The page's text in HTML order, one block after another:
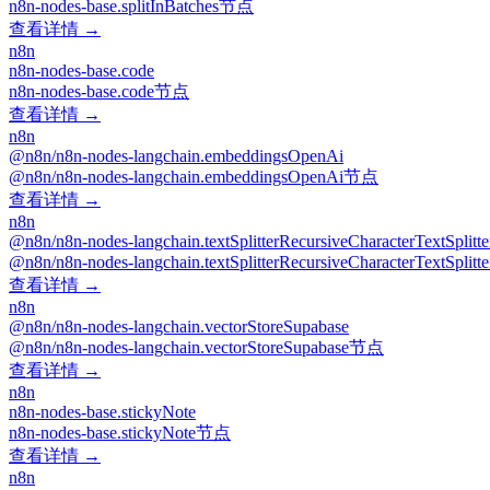
n8n-nodes-base.splitInBatches节点
查看详情 →
n8n
n8n-nodes-base.code
n8n-nodes-base.code节点
查看详情 →
n8n
@n8n/n8n-nodes-langchain.embeddingsOpenAi
@n8n/n8n-nodes-langchain.embeddingsOpenAi节点
查看详情 →
n8n
@n8n/n8n-nodes-
@n8n/n8n-nodes-
查看详情 →
n8n
@n8n/n8n-nodes-langchain.vectorStoreSupabase
@n8n/n8n-nodes-langchain.vectorStoreSupabase节点
查看详情 →
n8n
n8n-nodes-base.stickyNote
n8n-nodes-base.stickyNote节点
查看详情 →
n8n